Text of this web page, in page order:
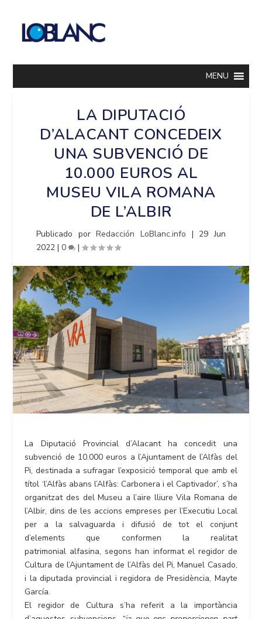
MENU
LA DIPUTACIÓ
D’ALACANT CONCEDEIX
UNA SUBVENCIÓ DE
10.000 EUROS AL
MUSEU VILA ROMANA
DE L’ALBIR
Publicado porRedacción LoBlanc.info | 29 Jun
2022 |0 |
La Diputació Provincial d’Alacant ha concedit una
subvenció de 10.000 euros a l’Ajuntament de l’Alfàs del
Pi, destinada a sufragar l’exposició temporal que amb el
títol ‘l’Alfàs abans l’Alfàs: Carbonera i el Captivador’, s’ha
organitzat des del Museu a l’aire lliure Vila Romana de
l’Albir, dins de les accions empreses per l’Executiu Local
per a la salvaguarda i difusió de tot el conjunt
d’elements que conformen la realitat
patrimonial alfasina, segons han informat el regidor de
Cultura de l’Ajuntament de l’Alfàs del Pi, Manuel Casado,
i la diputada provincial i regidora de Presidència, Mayte
García.
El regidor de Cultura s’ha referit a la importància